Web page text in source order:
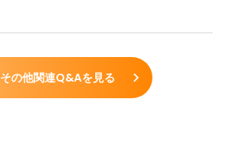
その他関連Q&Aを見る